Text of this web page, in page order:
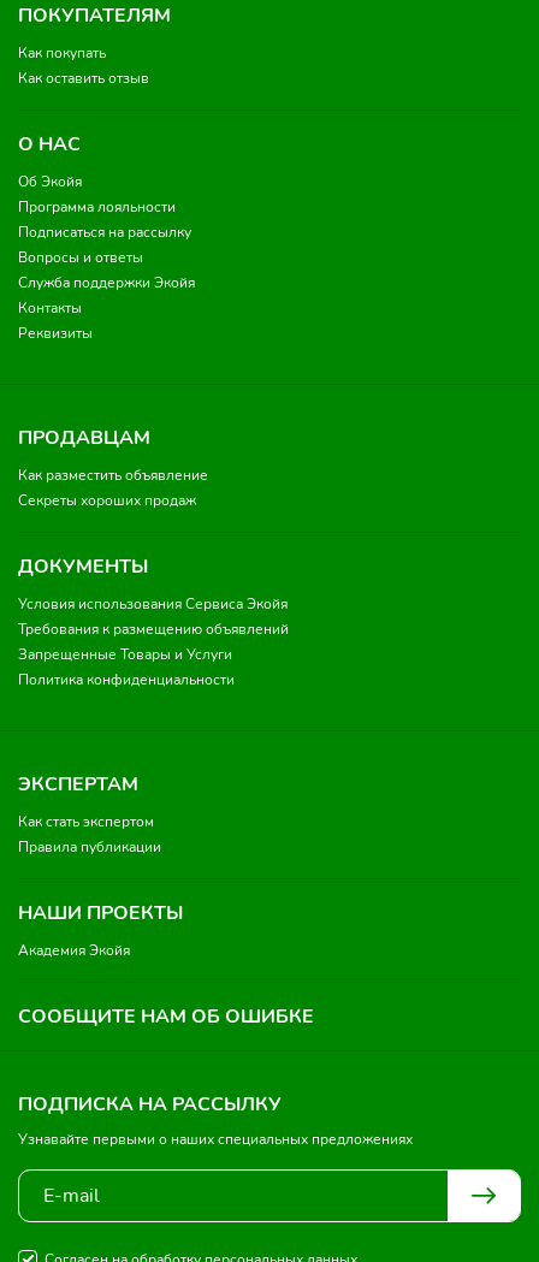
ПОКУПАТЕЛЯМ
Как покупать
Как оставить отзыв
О НАС
Об Экойя
Программа лояльности
Подписаться на рассылку
Вопросы и ответы
Служба поддержки Экойя
Контакты
Реквизиты
ПРОДАВЦАМ
Как разместить объявление
Секреты хороших продаж
ДОКУМЕНТЫ
Условия использования Сервиса Экойя
Требования к размещению объявлений
Запрещенные Товары и Услуги
Политика конфиденциальности
ЭКСПЕРТАМ
Как стать экспертом
Правила публикации
НАШИ ПРОЕКТЫ
Академия Экойя
СООБЩИТЕ НАМ ОБ ОШИБКЕ
ПОДПИСКА НА РАССЫЛКУ
Узнавайте первыми о наших специальных предложениях